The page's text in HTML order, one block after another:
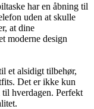
har en åbning til
uden at skulle
at dine
moderne design
et alsidigt tilbehør,
Det er ikke kun
hverdagen. Perfekt